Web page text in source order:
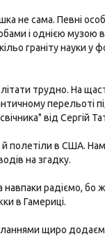
не сама. Певні
і однією музою
граніту науки у
трудно. На
перельоті
від Сергій
й полетіли в США.
на згадку.
навпаки радіємо, бо
в Гамериці.
щиро